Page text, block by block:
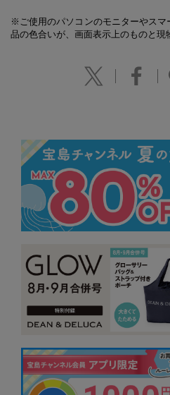
※ご使用のパソコンのモニターやス
品の色合いが、画面表示上のものと現